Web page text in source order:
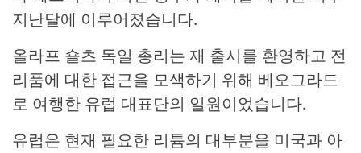
지난달에 이루어졌습니다.
올라프 숄츠 독일 총리는 재 출시를 환영하고 전
리품에 대한 접근을 모색하기 위해 베오그라드
로 여행한 유럽 대표단의 일원이었습니다.
유럽은 현재 필요한 리튬의 대부분을 미국과 아